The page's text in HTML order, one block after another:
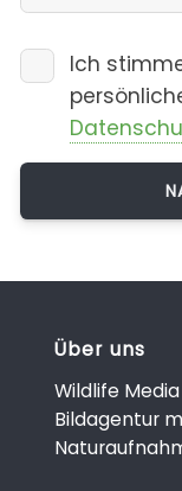
Ich
Über uns
Wildlife
Bildagentur